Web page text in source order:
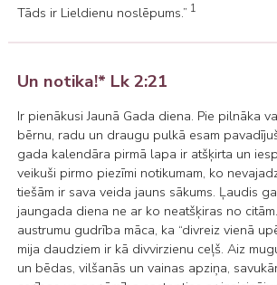
Tāds ir Lieldienu noslēpums.” 1
Un notika!* Lk 2:21
Ir pienākusi Jaunā Gada diena. Pie pilnāka
bērnu, radu un draugu pulkā esam
gada kalendāra pirmā lapa ir atšķirta un
veikuši pirmo piezīmi notikumam, ko
tiešām ir sava veida jauns sākums. Ļaudis
jaungada diena ne ar ko neatšķiras no
austrumu gudrība māca, ka “divreiz vienā
mija daudziem ir kā divvirzienu ceļš. Aiz
un bēdas, vilšanās un vainas apziņa,